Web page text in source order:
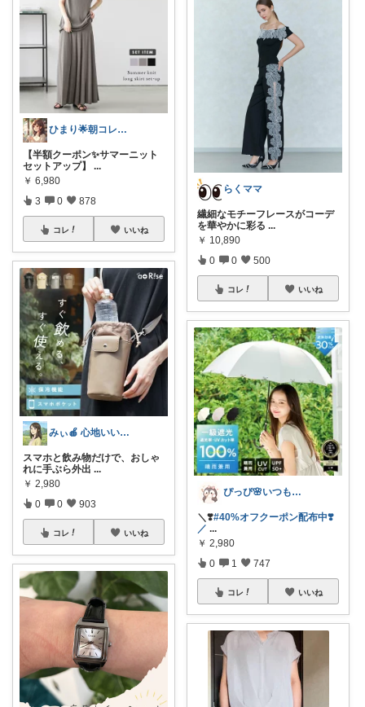
ひまり🌟朝コレ💡いつも感謝💓
【半額クーポン✨サマーニット
セットアップ】
...
￥ 6,980
3 0 878
コレ いいね
みぃ🍎 心地いい暮らし
スマホと飲み物だけで、おしゃ
れに手ぶら外出 ...
￥ 2,980
0 0 903
コレ いいね
らくママ
繊細なモチーフレースがコーデ
を華やかに彩る ...
￥ 10,890
0 0 500
コレ いいね
ぴっぴ🌸いつもありがとうございます♡
＼❣️#40%オフクーポン配布中❣️
／ ...
￥ 2,980
0 1 747
コレ いいね